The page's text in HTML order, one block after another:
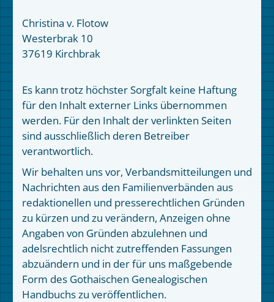
Christina v. Flotow
Westerbrak 10
37619 Kirchbrak
Es kann trotz höchster Sorgfalt keine Haftung
für den Inhalt externer Links übernommen
werden. Für den Inhalt der verlinkten Seiten
sind ausschließlich deren Betreiber
verantwortlich.
Wir behalten uns vor, Verbandsmitteilungen und
Nachrichten aus den Familienverbänden aus
redaktionellen und presserechtlichen Gründen
zu kürzen und zu verändern, Anzeigen ohne
Angaben von Gründen abzulehnen und
adelsrechtlich nicht zutreffenden Fassungen
abzuändern und in der für uns maßgebende
Form des Gothaischen Genealogischen
Handbuchs zu veröffentlichen.